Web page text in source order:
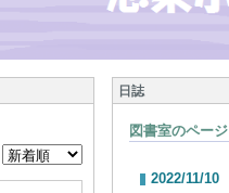
日誌
図書室のページ
2022/11/10